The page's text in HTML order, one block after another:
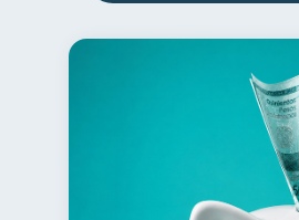
Productos financieros 11
Consejos 6
Educación financiera